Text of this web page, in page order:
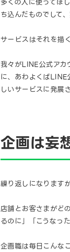
ち込んだものでして
サービスはそれを描
我々がLINE公式アカ
に、あわよくば
しいサービスに発展
企画は妄
繰り返しになります
店舗とお客さまがど
るのに」「こうなっ
企画職は毎日こんな